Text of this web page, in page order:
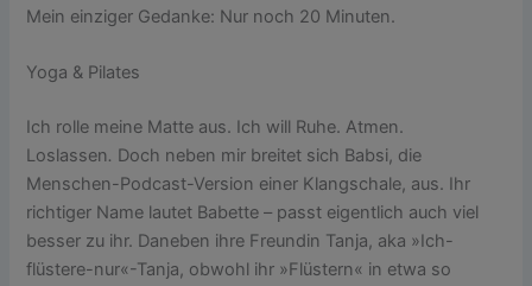
Mein einziger Gedanke: Nur noch 20 Minuten.
Yoga & Pilates
Ich rolle meine Matte aus. Ich will Ruhe. Atmen.
Loslassen. Doch neben mir breitet sich Babsi, die
Menschen-Podcast-Version einer Klangschale, aus. Ihr
richtiger Name lautet Babette – passt eigentlich auch viel
besser zu ihr. Daneben ihre Freundin Tanja, aka »Ich-
flüstere-nur«-Tanja, obwohl ihr »Flüstern« in etwa so